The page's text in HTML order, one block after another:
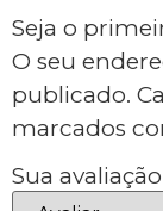
Seja o
O seu
publicado.
marcados
Sua avaliação